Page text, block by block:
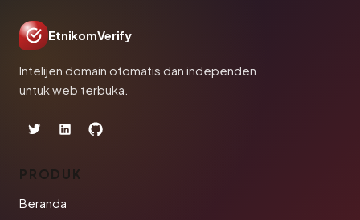
EtnikomVerify
Intelijen domain otomatis dan independen
untuk web terbuka.
PRODUK
Beranda